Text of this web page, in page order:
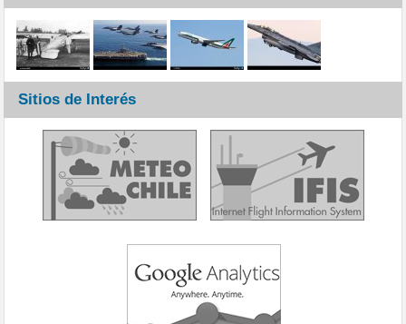
Sitios de Interés